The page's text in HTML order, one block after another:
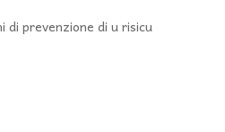
di prevenzione di u risicu